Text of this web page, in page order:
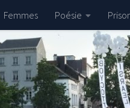
Femmes Poésie